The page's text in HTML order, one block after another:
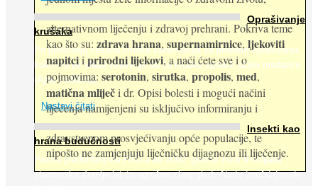
Oprašivanje
krušaka
Pri podizanju nasada kruške zanemaruje se problem oprašivanja
kukcima jer vlada uvjerenje da će krušku oprašiti pčele medarice
(Apis mellifera). ...
Nastavi čitati
Insekti kao
hrana budućnosti
Prema predviđanjima FAO-a do 2050. godine život 9 milijardi
stanovnika Zemlje bit će ugrožen zbog gladi. Nadu (možda) nude
alternativnom liječenju i zdravoj prehrani. Pokriva teme
kao što su: zdrava hrana, supernamirnice, ljekoviti
napitciiprirodni lijekovi, a naći ćete sve i o
pojmovima: serotonin, sirutka, propolis, med,
matična mliječi dr. Opisi bolesti i mogući načini
liječenja namijenjeni su isključivo informiranju i
zdravstvenom prosvjećivanju opće populacije, te
nipošto ne zamjenjuju liječničku dijagnozu ili liječenje.